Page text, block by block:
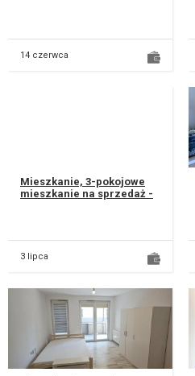
14 czerwca
Mieszkanie, 3-pokojowe
mieszkanie na sprzedaż -
3 lipca